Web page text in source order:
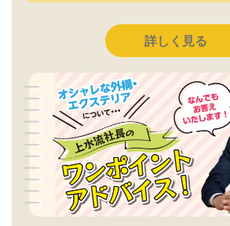
詳しく見る